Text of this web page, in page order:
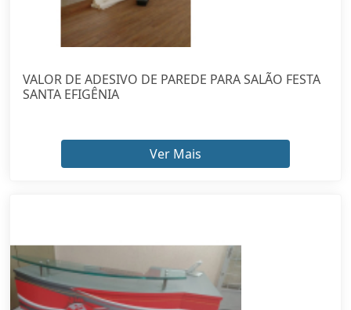
VALOR DE ADESIVO DE PAREDE PARA SALÃO FESTA
SANTA EFIGÊNIA
Ver Mais